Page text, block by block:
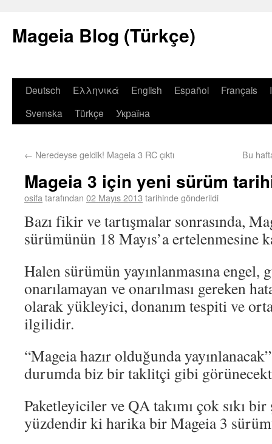
Mageia Blog (Türkçe)
Deutsch Ελληνικά English Español Français
Svenska
Türkçe Україна
← Neredeyse geldik! Mageia 3 RC çıktı Bu
Mageia 3 için yeni sürüm
osifa tarafından 02 Mayıs 2013 tarihinde gönderildi
Bazı fikir ve tartışmalar sonrasında,
sürümünün 18 Mayıs’a ertelenmesine
Halen sürümün yayınlanmasına engel,
onarılamayan ve onarılması gereken
olarak yükleyici, donanım tespiti ve
ilgilidir.
“Mageia hazır olduğunda
durumda biz bir taklitçi gibi
Paketleyiciler ve QA takımı çok sıkı
yüzdendir ki harika bir Mageia 3